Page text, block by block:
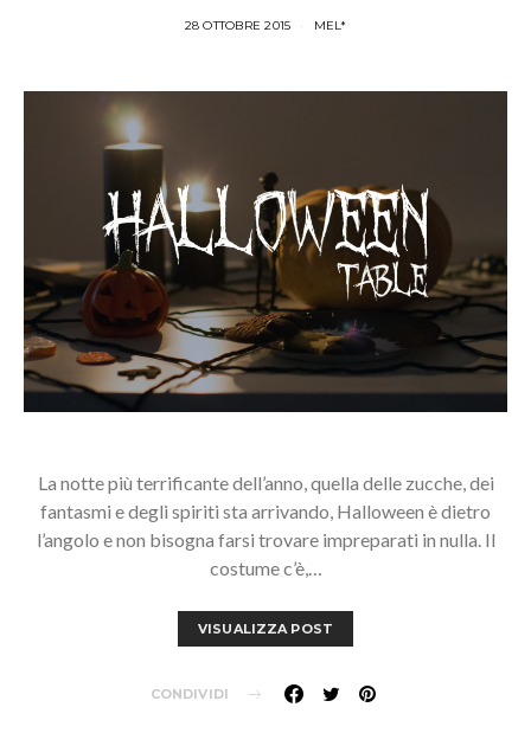
28 OTTOBRE 2015 MEL*
La notte più terrificante dell’anno, quella delle zucche, dei
fantasmi e degli spiriti sta arrivando, Halloween è dietro
l’angolo e non bisogna farsi trovare impreparati in nulla. Il
costume c’è,…
VISUALIZZA POST
CONDIVIDI